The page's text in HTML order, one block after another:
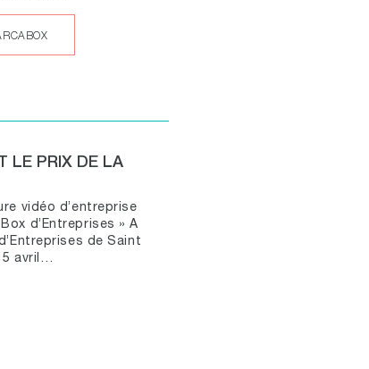
LE PRIX DE LA
vidéo d’entreprise
d’Entreprises » A
de Saint
5 avril…